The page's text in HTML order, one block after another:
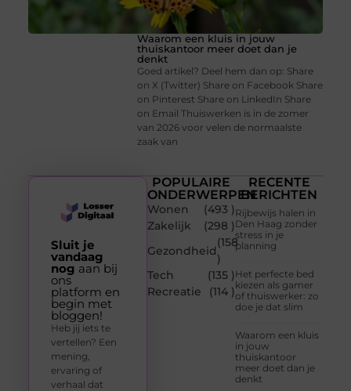
Waarom een kluis in jouw
thuiskantoor meer doet dan je
denkt
Goed artikel? Deel hem dan op: Share
on X (Twitter) Share on Facebook Share
on Pinterest Share on LinkedIn Share
on Email Thuiswerken is in de zomer
van 2026 voor velen de normaalste
zaak van
POPULAIRE
ONDERWERPEN
Wonen
(493 )
Zakelijk
(298 )
Gezondheid
(158
)
Tech
(135 )
Recreatie
(114 )
RECENTE
BERICHTEN
Rijbewijs halen in
Den Haag zonder
stress in je
planning
Het perfecte bed
kiezen als gamer
of thuiswerker: zo
doe je dat slim
Waarom een kluis
in jouw
thuiskantoor
meer doet dan je
denkt
Sluit je
vandaag
nog aan bij
ons
platform en
begin met
bloggen!
Heb jij iets te
vertellen? Een
mening,
ervaring of
verhaal dat